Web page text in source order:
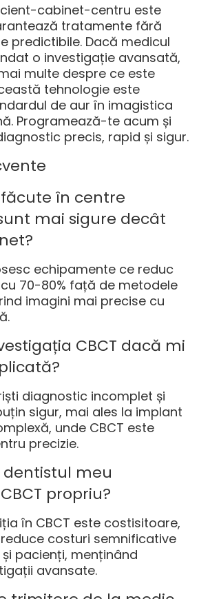
cabinet-centru este
tratamente fără
predictibile. Dacă medicul
o investigație avansată,
multe despre ce este
tehnologie este
de aur în imagistica
Programează-te acum și
precis, rapid și sigur.
în centre
mai sigure decât
echipamente ce reduc
cu 70-80% față de metodele
imagini mai precise cu
CBCT dacă mi
diagnostic incomplet și
sigur, mai ales la implant
unde CBCT este
precizie.
dentistul meu
propriu?
în CBCT este costisitoare,
costuri semnificative
pacienți, menținând
avansate.